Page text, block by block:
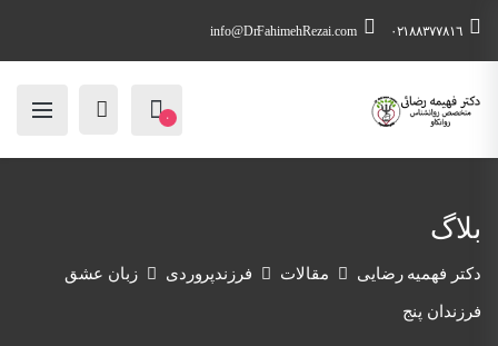
٠٢١٨٨٣٧٧٨١٦ info@DrFahimehRezai.com
۰
بلاگ
دکتر فهمیه رضایی مقالات فرزندپروردی زبان عشق
فرزندان پنج